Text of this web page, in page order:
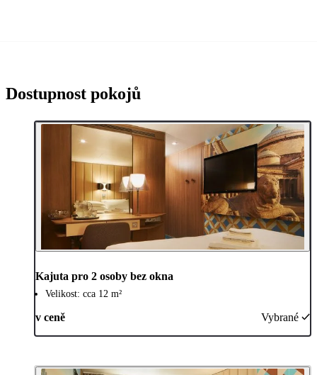
Dostupnost pokojů
Kajuta pro 2 osoby bez okna
Velikost: cca 12 m²
v ceně Vybrané